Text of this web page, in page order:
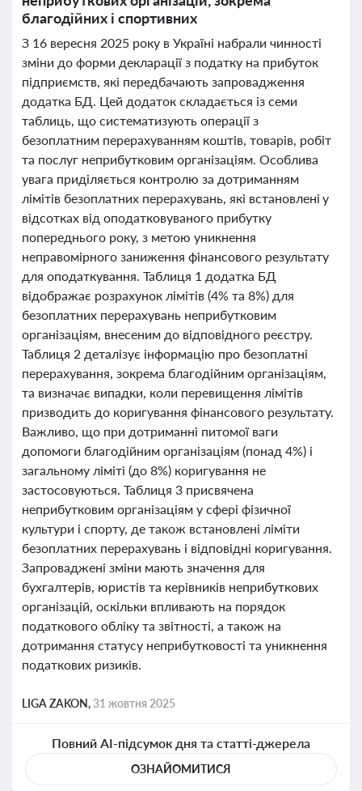
благодійних і спортивних
З 16 вересня 2025 року в Україні набрали чинності
зміни до форми декларації з податку на прибуток
підприємств, які передбачають запровадження
додатка БД. Цей додаток складається із семи
таблиць, що систематизують операції з
безоплатним перерахуванням коштів, товарів, робіт
та послуг неприбутковим організаціям. Особлива
увага приділяється контролю за дотриманням
лімітів безоплатних перерахувань, які встановлені у
відсотках від оподатковуваного прибутку
попереднього року, з метою уникнення
неправомірного заниження фінансового результату
для оподаткування. Таблиця 1 додатка БД
відображає розрахунок лімітів (4% та 8%) для
безоплатних перерахувань неприбутковим
організаціям, внесеним до відповідного реєстру.
Таблиця 2 деталізує інформацію про безоплатні
перерахування, зокрема благодійним організаціям,
та визначає випадки, коли перевищення лімітів
призводить до коригування фінансового результату.
Важливо, що при дотриманні питомої ваги
допомоги благодійним організаціям (понад 4%) і
загальному ліміті (до 8%) коригування не
застосовуються. Таблиця 3 присвячена
неприбутковим організаціям у сфері фізичної
культури і спорту, де також встановлені ліміти
безоплатних перерахувань і відповідні коригування.
Запроваджені зміни мають значення для
бухгалтерів, юристів та керівників неприбуткових
організацій, оскільки впливають на порядок
податкового обліку та звітності, а також на
дотримання статусу неприбутковості та уникнення
податкових ризиків.
LIGA ZAKON,31 жовтня 2025
Повний AI-підсумок дня та статті-джерела
ОЗНАЙОМИТИСЯ